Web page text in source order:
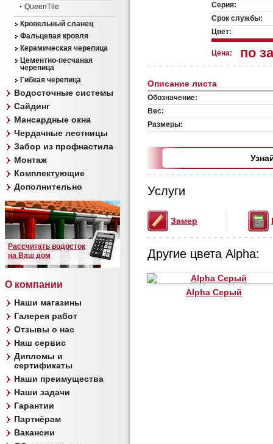
QueenTile
Кровельный сланец
Фальцевая кровля
Керамическая черепица
Цементно-песчаная
черепица
Гибкая черепица
Водосточные системы
Сайдинг
Мансардные окна
Чердачные лестницы
Забор из профнастила
Монтаж
Комплектующие
Дополнительно
Рассчитать водосток
на Ваш дом
О компании
Наши магазины
Галерея работ
Отзывы о нас
Наш сервис
Дипломы и
сертификаты
Наши преимущества
Наши задачи
Гарантии
Партнёрам
Вакансии
Серия:
Срок службы:
Цвет:
Цена: по
Описание листа
Обозначение:
Вес:
Размеры:
Услуги
Замер
Другие цвета Alpha:
Alpha Серый